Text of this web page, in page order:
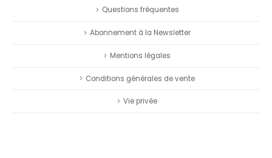
Questions fréquentes
Abonnement à la Newsletter
Mentions légales
Conditions générales de vente
Vie privée